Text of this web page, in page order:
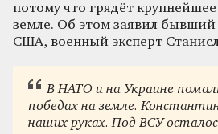
потому что грядёт
земле. Об этом заявил
США, военный эксперт
В НАТО и на Украине
победах на земле.
наших руках. Под ВСУ